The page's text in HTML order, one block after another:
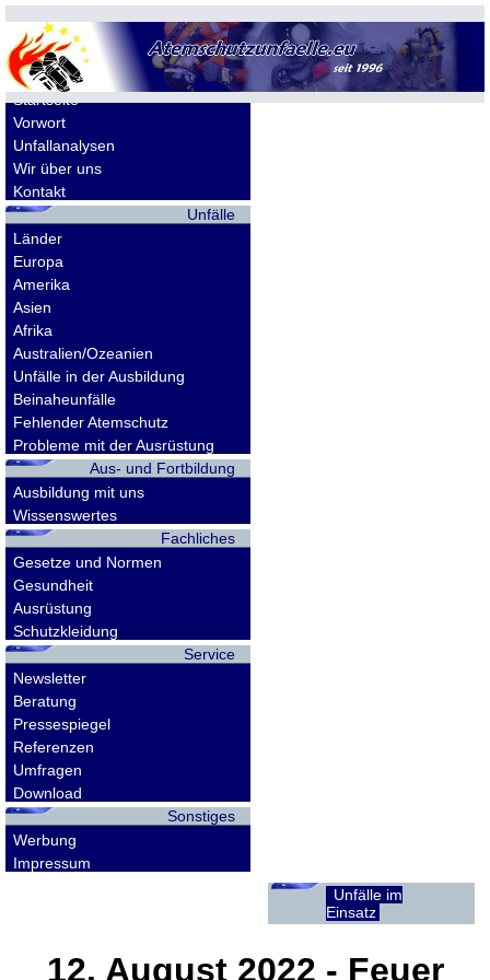
Allgemeines
Startseite
Vorwort
Unfallanalysen
Wir über uns
Kontakt
Unfälle
Länder
Europa
Amerika
Asien
Afrika
Australien/Ozeanien
Unfälle in der Ausbildung
Beinaheunfälle
Fehlender Atemschutz
Probleme mit der Ausrüstung
Aus- und Fortbildung
Ausbildung mit uns
Wissenswertes
Fachliches
Gesetze und Normen
Gesundheit
Ausrüstung
Schutzkleidung
Service
Newsletter
Beratung
Pressespiegel
Referenzen
Umfragen
Download
Sonstiges
Werbung
Impressum
Unfälle im
Einsatz
12. August 2022 - Feuer